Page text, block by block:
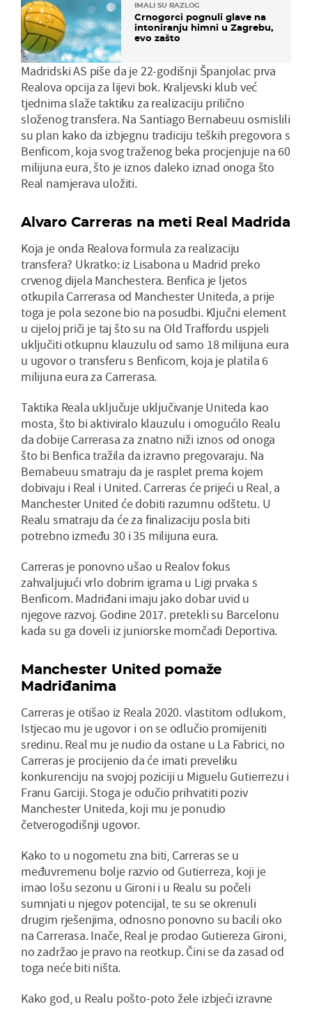
IMALI SU RAZLOG
Crnogorci pognuli glave na
intoniranju himni u Zagrebu,
evo zašto
Madridski AS piše da je 22-godišnji Španjolac prva
Realova opcija za lijevi bok. Kraljevski klub već
tjednima slaže taktiku za realizaciju prilično
složenog transfera. Na Santiago Bernabeuu osmislili
su plan kako da izbjegnu tradiciju teških pregovora s
Benficom, koja svog traženog beka procjenjuje na 60
milijuna eura, što je iznos daleko iznad onoga što
Real namjerava uložiti.
Alvaro Carreras na meti Real Madrida
Koja je onda Realova formula za realizaciju
transfera? Ukratko: iz Lisabona u Madrid preko
crvenog dijela Manchestera. Benfica je ljetos
otkupila Carrerasa od Manchester Uniteda, a prije
toga je pola sezone bio na posudbi. Ključni element
u cijeloj priči je taj što su na Old Traffordu uspjeli
uključiti otkupnu klauzulu od samo 18 milijuna eura
u ugovor o transferu s Benficom, koja je platila 6
milijuna eura za Carrerasa.
Taktika Reala uključuje uključivanje Uniteda kao
mosta, što bi aktiviralo klauzulu i omogućilo Realu
da dobije Carrerasa za znatno niži iznos od onoga
što bi Benfica tražila da izravno pregovaraju. Na
Bernabeuu smatraju da je rasplet prema kojem
dobivaju i Real i United. Carreras će prijeći u Real, a
Manchester United će dobiti razumnu odštetu. U
Realu smatraju da će za finalizaciju posla biti
potrebno između 30 i 35 milijuna eura.
Carreras je ponovno ušao u Realov fokus
zahvaljujući vrlo dobrim igrama u Ligi prvaka s
Benficom. Madriđani imaju jako dobar uvid u
njegove razvoj. Godine 2017. pretekli su Barcelonu
kada su ga doveli iz juniorske momčadi Deportiva.
Manchester United pomaže
Madriđanima
Carreras je otišao iz Reala 2020. vlastitom odlukom,
Istjecao mu je ugovor i on se odlučio promijeniti
sredinu. Real mu je nudio da ostane u La Fabrici, no
Carreras je procijenio da će imati preveliku
konkurenciju na svojoj poziciji u Miguelu Gutierrezu i
Franu Garciji. Stoga je odučio prihvatiti poziv
Manchester Uniteda, koji mu je ponudio
četverogodišnji ugovor.
Kako to u nogometu zna biti, Carreras se u
međuvremenu bolje razvio od Gutierreza, koji je
imao lošu sezonu u Gironi i u Realu su počeli
sumnjati u njegov potencijal, te su se okrenuli
drugim rješenjima, odnosno ponovno su bacili oko
na Carrerasa. Inače, Real je prodao Gutiereza Gironi,
no zadržao je pravo na reotkup. Čini se da zasad od
toga neće biti ništa.
Kako god, u Realu pošto-poto žele izbjeći izravne